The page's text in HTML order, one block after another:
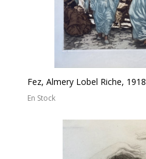
Fez, Almery Lobel Riche, 1918
En Stock